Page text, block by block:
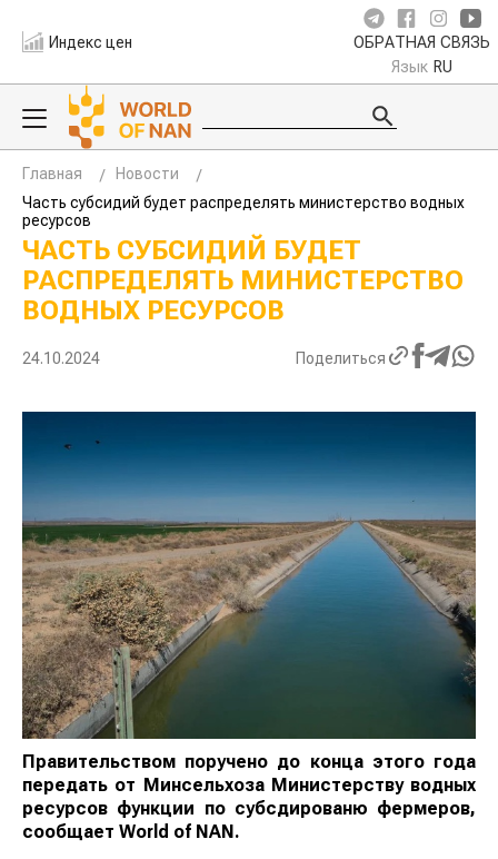
Индекс цен ОБРАТНАЯ СВЯЗЬ
Язык RU
Главная
Новости
Часть субсидий будет распределять министерство водных
ресурсов
ЧАСТЬ СУБСИДИЙ БУДЕТ
РАСПРЕДЕЛЯТЬ МИНИСТЕРСТВО
ВОДНЫХ РЕСУРСОВ
24.10.2024 Поделиться
Правительством поручено до конца этого года
передать от Минсельхоза Министерству водных
ресурсов функции по субсдированю фермеров,
сообщает World of NAN.